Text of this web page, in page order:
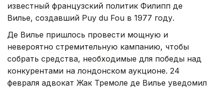
известный французский политик Филипп де
Вилье, создавший Puy du Fou в 1977 году.
Де Вилье пришлось провести мощную и
невероятно стремительную кампанию, чтобы
собрать средства, необходимые для победы над
конкурентами на лондонском аукционе. 24
февраля адвокат Жак Тремоле де Вилье уведомил